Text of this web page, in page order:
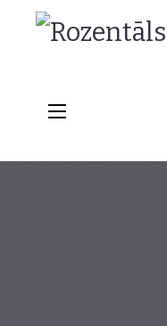
Rozentāls-
ry.